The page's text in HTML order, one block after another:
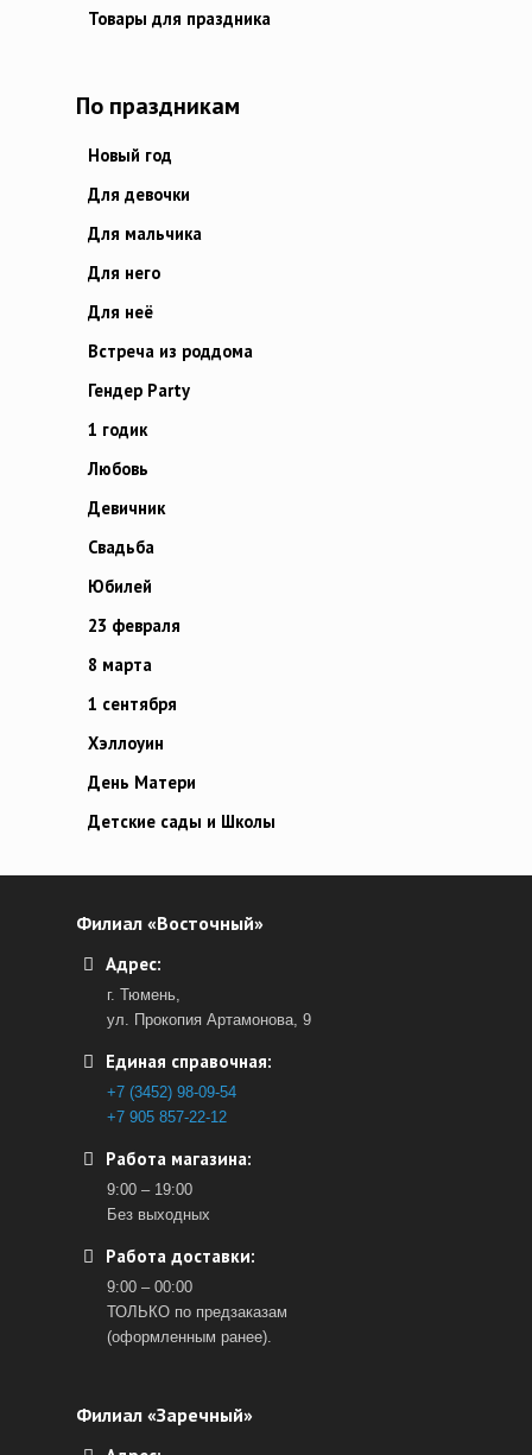
Товары для праздника
По праздникам
Новый год
Для девочки
Для мальчика
Для него
Для неё
Встреча из роддома
Гендер Party
1 годик
Любовь
Девичник
Свадьба
Юбилей
23 февраля
8 марта
1 сентября
Хэллоуин
День Матери
Детские сады и Школы
Филиал «Восточный»
Адрес:
г. Тюмень,
ул. Прокопия Артамонова, 9
Единая справочная:
+7 (3452) 98-09-54
+7 905 857-22-12
Работа магазина:
9:00 – 19:00
Без выходных
Работа доставки:
9:00 – 00:00
ТОЛЬКО по предзаказам
(оформленным ранее).
Филиал «Заречный»